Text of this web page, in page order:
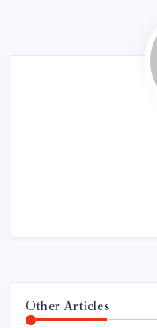
Other Articles